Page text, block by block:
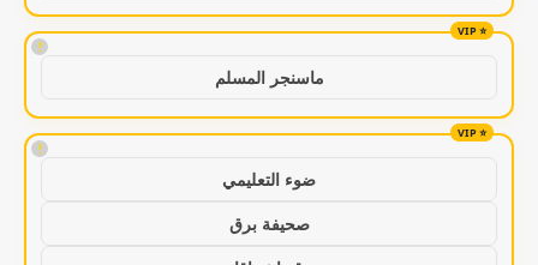
!
ماسنجر المسلم
!
ضوء التعليمي
صحيفة برق